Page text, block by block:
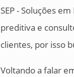
SEP - Soluções
preditiva e
clientes, por isso
Voltando a falar